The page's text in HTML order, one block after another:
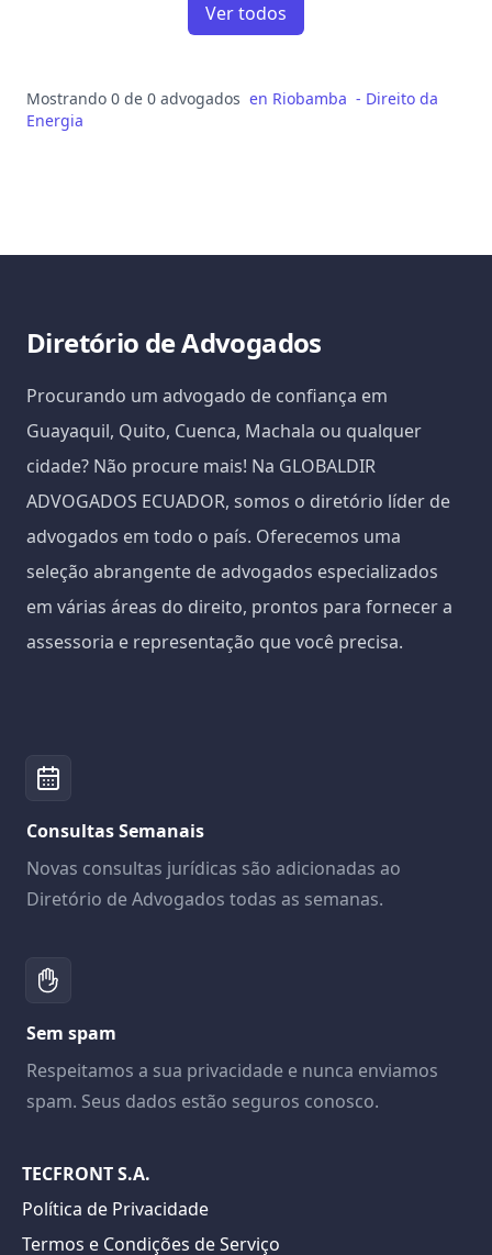
Ver todos
Mostrando 0 de 0 advogados en Riobamba - Direito da
Energia
Diretório de Advogados
Procurando um advogado de confiança em
Guayaquil, Quito, Cuenca, Machala ou qualquer
cidade? Não procure mais! Na GLOBALDIR
ADVOGADOS ECUADOR, somos o diretório líder de
advogados em todo o país. Oferecemos uma
seleção abrangente de advogados especializados
em várias áreas do direito, prontos para fornecer a
assessoria e representação que você precisa.
Consultas Semanais
Novas consultas jurídicas são adicionadas ao
Diretório de Advogados todas as semanas.
Sem spam
Respeitamos a sua privacidade e nunca enviamos
spam. Seus dados estão seguros conosco.
TECFRONT S.A.
Política de Privacidade
Termos e Condições de Serviço